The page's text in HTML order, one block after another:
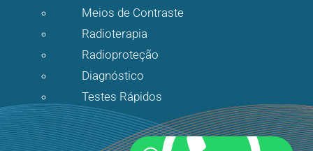
Meios de Contraste
Radioterapia
Radioproteção
Diagnóstico
Testes Rápidos